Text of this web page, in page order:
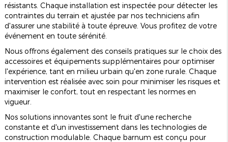
résistants. Chaque installation est inspectée pour détecter les
contraintes du terrain et ajustée par nos techniciens afin
d'assurer une stabilité à toute épreuve. Vous profitez de votre
événement en toute sérénité.
Nous offrons également des conseils pratiques sur le choix des
accessoires et équipements supplémentaires pour optimiser
l'expérience, tant en milieu urbain qu'en zone rurale. Chaque
intervention est réalisée avec soin pour minimiser les risques et
maximiser le confort, tout en respectant les normes en
vigueur.
Nos solutions innovantes sont le fruit d'une recherche
constante et d'un investissement dans les technologies de
construction modulable. Chaque barnum est conçu pour